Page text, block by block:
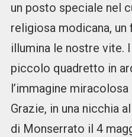
un posto speciale nel
religiosa modicana,
illumina le nostre vite.
piccolo quadretto in
l’immagine
Grazie, in una nicchia
di Monserrato il 4